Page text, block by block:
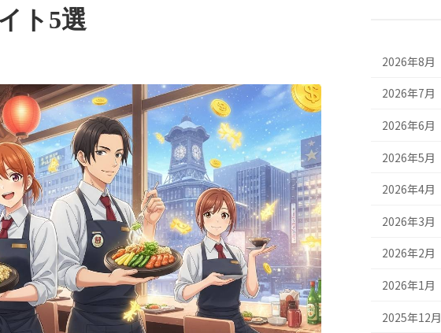
ト5選
2026年8月
2026年7月
2026年6月
2026年5月
2026年4月
2026年3月
2026年2月
2026年1月
2025年12月